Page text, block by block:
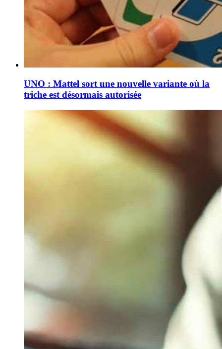
UNO : Mattel sort une nouvelle variante où la
triche est désormais autorisée